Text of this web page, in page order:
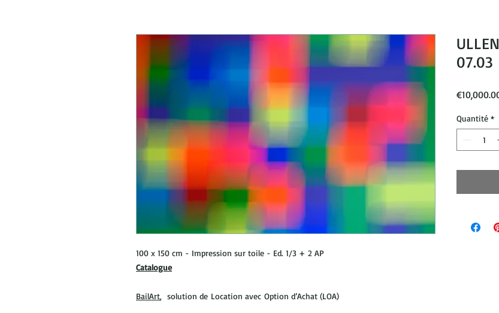
100 x 150 cm - Impression sur toile - Ed. 1/3 + 2 AP
Catalogue
BailArt, solution de Location avec Option d’Achat (LOA)
07.03
Quantité *